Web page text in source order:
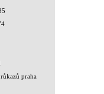
praha